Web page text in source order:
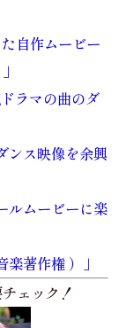
自作ムービー
ラマの曲のダ
ンス映像を余興
ルムービーに楽
楽著作権 ）」
チェック！